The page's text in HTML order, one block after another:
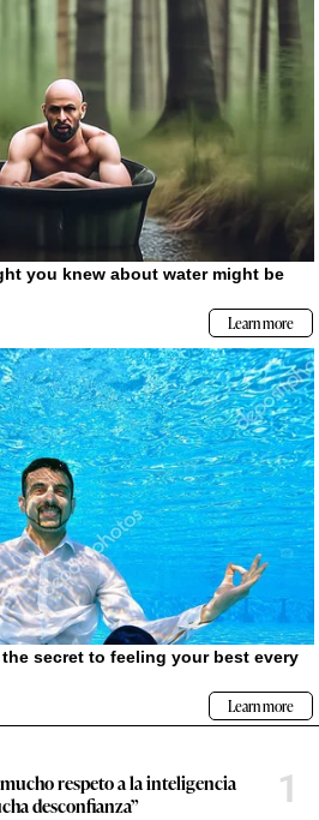
respeto a la inteligencia
desconfianza”
1